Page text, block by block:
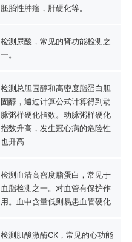
胚胎性肿瘤，肝硬化等。
检测尿酸，常见的肾功能检测之
一。
检测总胆固醇和高密度脂蛋白胆
固醇，通过计算公式计算得到动
脉粥样硬化指数。动脉粥样硬化
指数升高，发生冠心病的危险性
也升高
检测血清高密度脂蛋白，常见于
血脂检测之一。对血管有保护作
用。血中含量低则易患血管硬化
检测肌酸激酶CK，常见的心功能